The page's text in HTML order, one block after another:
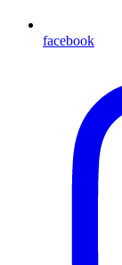
facebook